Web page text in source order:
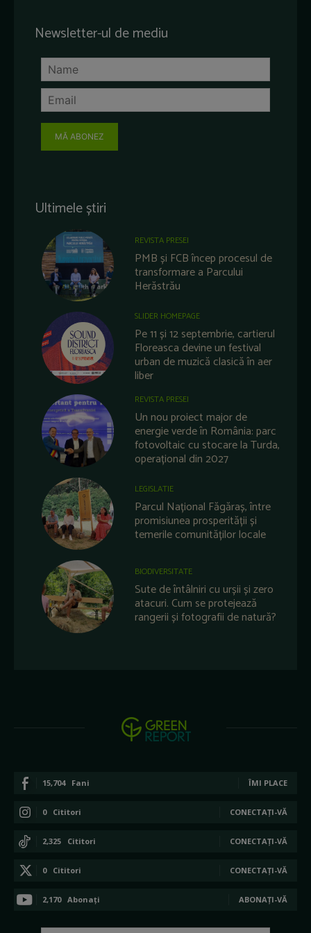
Newsletter-ul de mediu
MĂ ABONEZ
Ultimele știri
REVISTA PRESEI
PMB și FCB încep procesul de
transformare a Parcului
Herăstrău
SLIDER HOMEPAGE
Pe 11 și 12 septembrie, cartierul
Floreasca devine un festival
urban de muzică clasică în aer
liber
REVISTA PRESEI
Un nou proiect major de
energie verde în România: parc
fotovoltaic cu stocare la Turda,
operațional din 2027
LEGISLATIE
Parcul Național Făgăraș, între
promisiunea prosperității și
temerile comunităților locale
BIODIVERSITATE
Sute de întâlniri cu urșii și zero
atacuri. Cum se protejează
rangerii și fotografii de natură?
15,704 Fani ÎMI PLACE
0 Cititori CONECTAȚI-VĂ
2,325 Cititori CONECTAȚI-VĂ
0 Cititori CONECTAȚI-VĂ
2,170 Abonați ABONAȚI-VĂ